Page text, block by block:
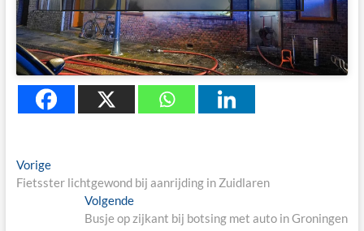
Berichtnavigatie
VorigePrevious
post:
Fietsster lichtgewond bij aanrijding in Zuidlaren
VolgendeNext
post:
Busje op zijkant bij botsing met auto in Groningen